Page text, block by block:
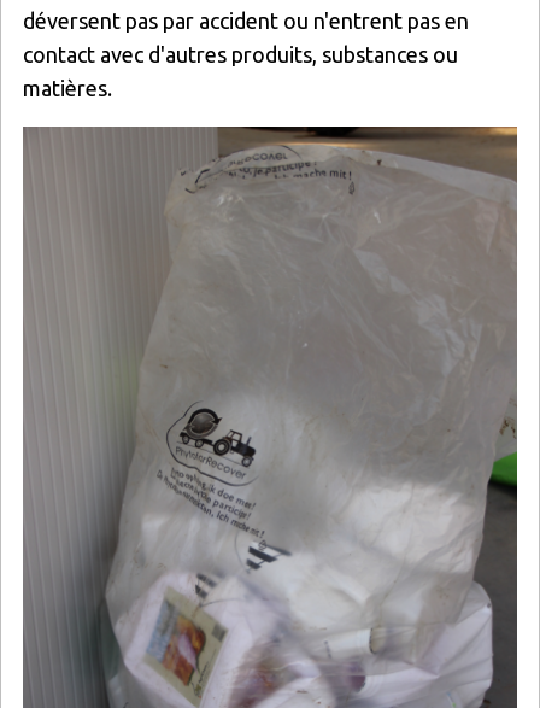
déversent pas par accident ou n'entrent pas en
contact avec d'autres produits, substances ou
matières.